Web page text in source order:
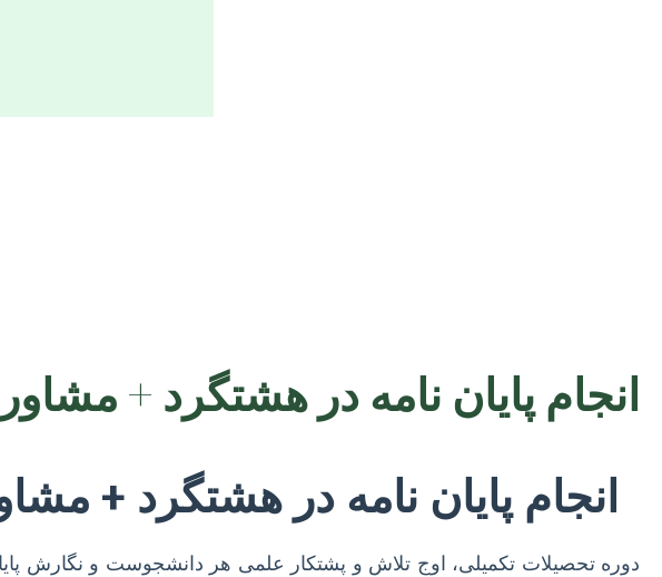
انجام پایان نامه در هشتگرد +
انجام پایان نامه در هشتگرد +
دوره تحصیلات تکمیلی، اوج تلاش و پشتکار علمی هر دانشجوست و نگارش